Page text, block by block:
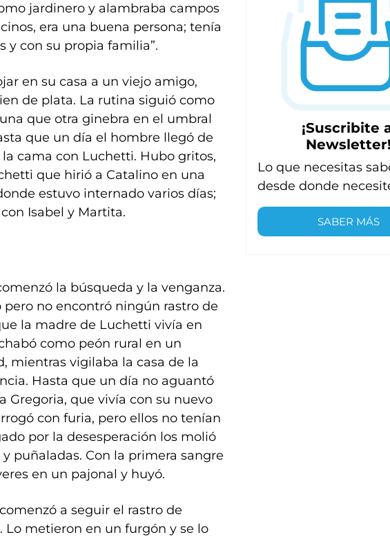
jardinero y alambraba campos
era una buena persona; tenía
y con su propia familia”.
en su casa a un viejo amigo,
de plata. La rutina siguió como
que otra ginebra en el umbral
que un día el hombre llegó de
cama con Luchetti. Hubo gritos,
que hirió a Catalino en una
estuvo internado varios días;
Isabel y Martita.
la búsqueda y la venganza.
pero no encontró ningún rastro de
la madre de Luchetti vivía en
como peón rural en un
mientras vigilaba la casa de la
Hasta que un día no aguantó
Gregoria, que vivía con su nuevo
con furia, pero ellos no tenían
por la desesperación los molió
puñaladas. Con la primera sangre
en un pajonal y huyó.
a seguir el rastro de
Lo metieron en un furgón y se lo
¡Suscribite
Newsletter!
Lo que necesitas
desde donde
SABER MÁS